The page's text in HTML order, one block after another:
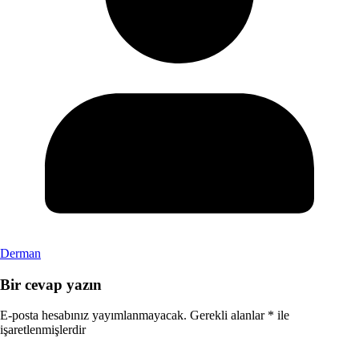
Derman
Bir cevap yazın
E-posta hesabınız yayımlanmayacak. Gerekli alanlar * ile
işaretlenmişlerdir